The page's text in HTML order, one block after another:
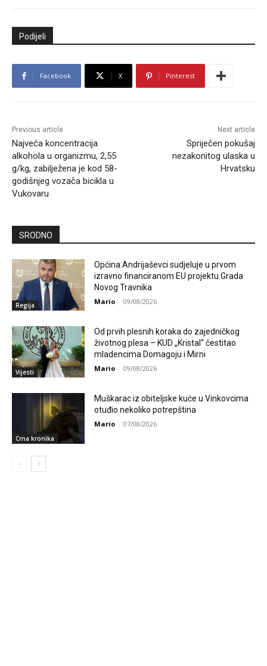
Podijeli
Facebook X Pinterest
Previous article
Najveća koncentracija
alkohola u organizmu, 2,55
g/kg, zabilježena je kod 58-
godišnjeg vozača bicikla u
Vukovaru
Next article
Spriječen pokušaj
nezakonitog ulaska u
Hrvatsku
SRODNO
Regija
Općina Andrijaševci sudjeluje u prvom
izravno financiranom EU projektu Grada
Novog Travnika
Mario - 09/08/2026
Vijesti
Od prvih plesnih koraka do zajedničkog
životnog plesa – KUD „Kristal“ čestitao
mladencima Domagoju i Mirni
Mario - 09/08/2026
Crna kronika
Muškarac iz obiteljske kuće u Vinkovcima
otuđio nekoliko potrepština
Mario - 07/08/2026